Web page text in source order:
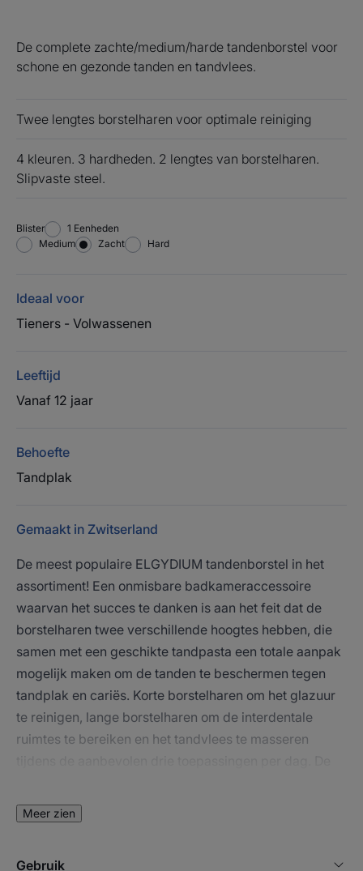
De complete zachte/medium/harde tandenborstel voor
schone en gezonde tanden en tandvlees.
Twee lengtes borstelharen voor optimale reiniging
4 kleuren. 3 hardheden. 2 lengtes van borstelharen.
Slipvaste steel.
Blister Blister
1 Eenheden
Medium
Zacht Hard
Ideaal voor
Tieners - Volwassenen
Leeftijd
Vanaf 12 jaar
Behoefte
Tandplak
Gemaakt in Zwitserland
De meest populaire ELGYDIUM tandenborstel in het
assortiment! Een onmisbare badkameraccessoire
waarvan het succes te danken is aan het feit dat de
borstelharen twee verschillende hoogtes hebben, die
samen met een geschikte tandpasta een totale aanpak
mogelijk maken om de tanden te beschermen tegen
tandplak en cariës. Korte borstelharen om het glazuur
te reinigen, lange borstelharen om de interdentale
ruimtes te bereiken en het tandvlees te masseren
bondgenoot voor een gezonde mond. Hij is
verkrijgbaar in een zachte, medium of harde versie,
Meer zien
Gebruik